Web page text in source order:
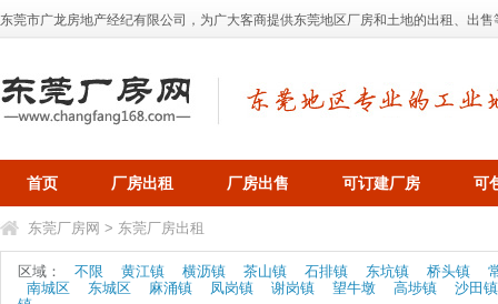
东莞市广龙房地产经纪有限公司，为广大客商提供东莞地区厂房和土地的出租、出
首页 厂房出租 厂房出售 可订建厂房 可
东莞厂房网 > 东莞厂房出租
区域： 不限 黄江镇 横沥镇 茶山镇 石排镇 东坑镇 桥头镇
南城区
东城区 麻涌镇 凤岗镇 谢岗镇 望牛墩 高埗镇
沙田镇